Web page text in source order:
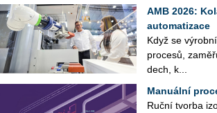
AMB 2026:
automatizace
Když se
pro­ce­sů,
dech, k...
Manuální
Ruční tvor­ba